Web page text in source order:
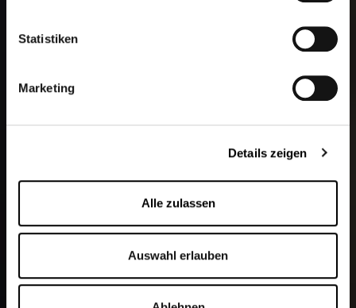
Statistiken
Marketing
Details zeigen
Alle zulassen
Auswahl erlauben